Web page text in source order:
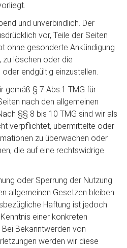
und unverbindlich. Der
vor, Teile der Seiten
ohne gesonderte Ankündigung
zu löschen oder die
endgültig einzustellen.
gemäß § 7 Abs.1 TMG für
nach den allgemeinen
§§ 8 bis 10 TMG sind wir als
verpflichtet, übermittelte oder
zu überwachen oder
die auf eine rechtswidrige
oder Sperrung der Nutzung
allgemeinen Gesetzen bleiben
Haftung ist jedoch
einer konkreten
Bekanntwerden von
werden wir diese